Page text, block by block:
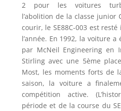
2 pour les voitures
l’abolition de la classe junior
courir, le SE88C-003 est
l’année. En 1992, la voiture
par McNeil Engineering en
Stirling avec une 5ème
Most, les moments forts de
saison, la voiture a
compétition active.
période et de la course du